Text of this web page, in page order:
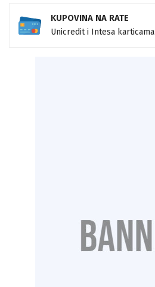
KUPOVINA NA RATE
Unicredit i Intesa karticama